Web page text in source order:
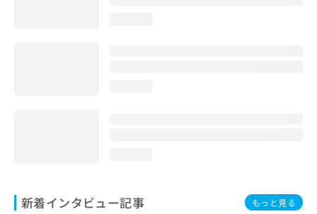
新着インタビュー記事 もっと見る